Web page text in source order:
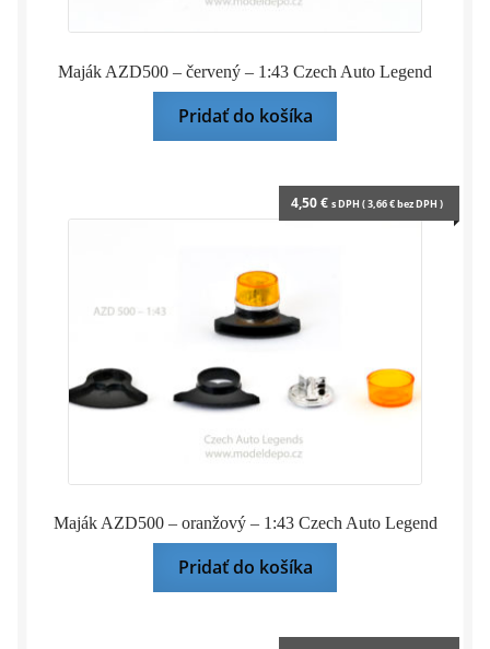
Maják AZD500 – červený – 1:43 Czech Auto Legend
Pridať do košíka
Maják AZD500 – oranžový – 1:43 Czech Auto Legend
4,50€ s DPH (3,66€bez DPH )
Pridať do košíka